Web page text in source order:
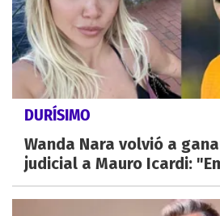
DURÍSIMO
Wanda Nara volvió a
judicial a Mauro Icardi: